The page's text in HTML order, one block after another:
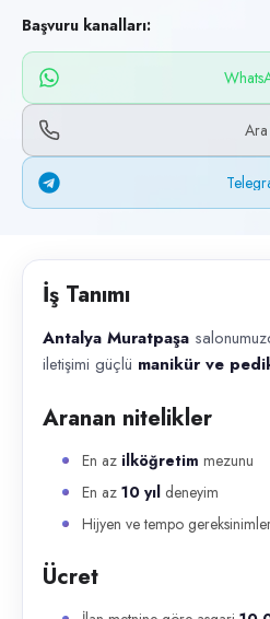
İlan açıklaması
Antalya Muratpaşa salonumuzda iş
Başvuru kanalları:
Ara
İş Tanımı
Antalya Muratpaşa
iletişimi güçlü manikür ve
Aranan nitelikler
En az ilköğretim mezunu
En az 10 yıl deneyim
Hijyen ve tempo
Ücret